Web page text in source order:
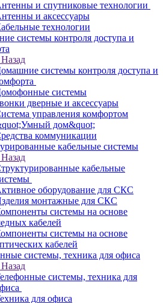
и спутниковые технологии
и аксессуары
технологии
системы контроля доступа и
Назад
системы контроля доступа и
системы
дверные и аксессуары
управления комфортом
дом&quot;
коммуникации
кабельные системы
Назад
кабельные
оборудование для СКС
монтажные для СКС
системы на основе
кабелей
системы на основе
кабелей
системы, техника для офиса
Назад
системы, техника для
для офиса